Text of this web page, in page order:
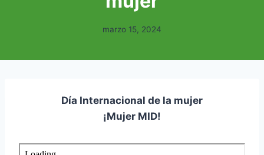
marzo 15, 2024
Día Internacional de la mujer
¡Mujer MID!